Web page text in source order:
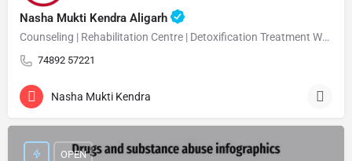
Nasha Mukti Kendra Aligarh
Counseling | Rehabilitation Centre | Detoxification Treatment Welcome Nasha Mukti Kendra Aligarh Nasha…
74892 57221
Nasha Mukti Kendra
OPEN